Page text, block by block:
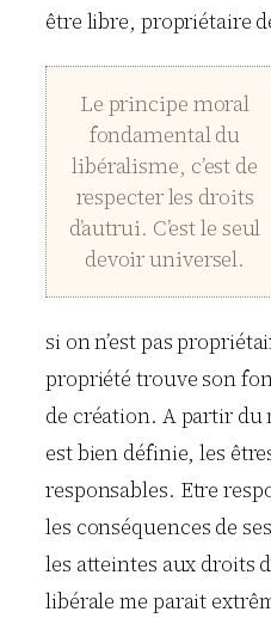
être libre, propriétaire
Le principe moral
fondamental du
libéralisme, c’est de
respecter les droits
d’autrui. C’est le seul
devoir universel.
si on n’est pas
propriété trouve son
de création. A partir du
est bien définie, les
responsables. Etre
les conséquences de
les atteintes aux droits
libérale me parait